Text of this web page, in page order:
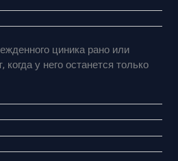
циника рано или
у него останется только